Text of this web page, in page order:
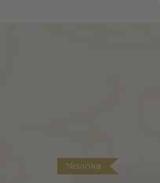
Novinka